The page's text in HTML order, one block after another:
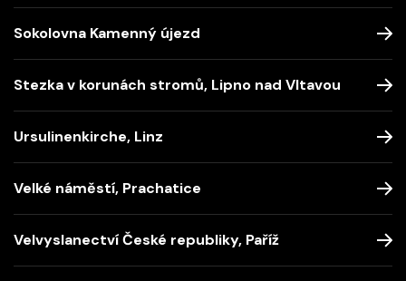
Sokolovna Kamenný újezd
Stezka v korunách stromů, Lipno nad Vltavou
Ursulinenkirche, Linz
Velké náměstí, Prachatice
Velvyslanectví České republiky, Paříž